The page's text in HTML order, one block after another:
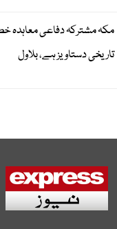
مکہ مشترکہ دفاعی معاہدہ
تاریخی دستاویز ہے، بلاول